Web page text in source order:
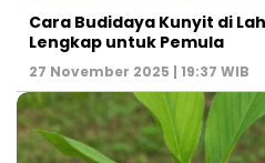
Cara Budidaya Kunyit di
Lengkap untuk Pemula
27 November 2025 | 19:37 WIB